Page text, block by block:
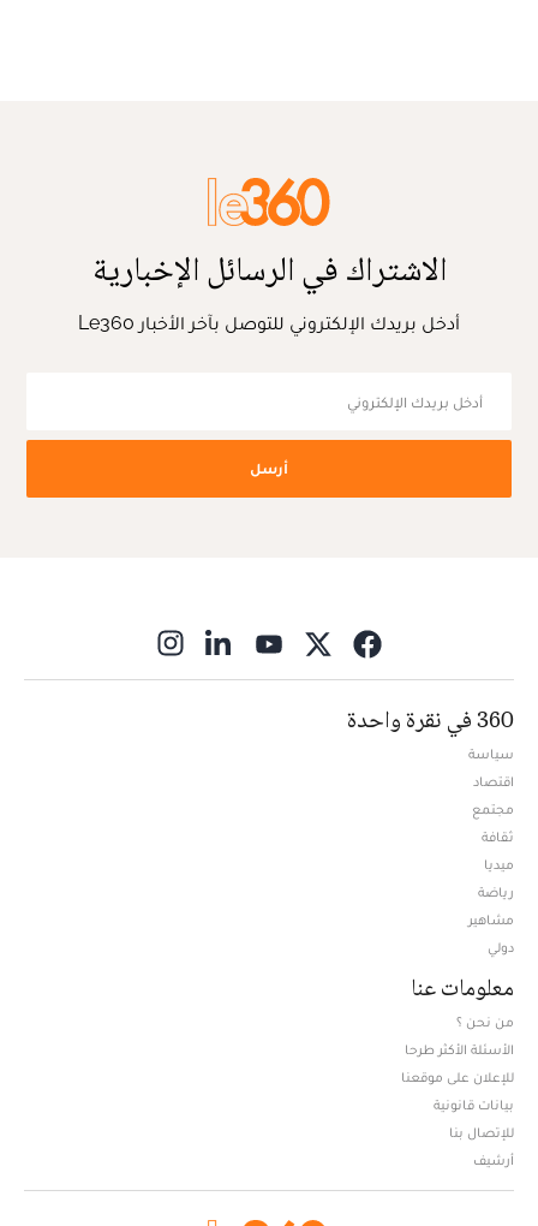
الاشتراك في الرسائل الإخبارية
أدخل بريدك الإلكتروني للتوصل بآخر الأخبار Le360
أرسل
360 في نقرة واحدة
سياسة
اقتصاد
مجتمع
ثقافة
ميديا
رياضة
مشاهير
دولي
معلومات عنا
من نحن ؟
الأسئلة الأكثر طرحا
للإعلان على موقعنا
بيانات قانونية
للإتصال بنا
أرشيف